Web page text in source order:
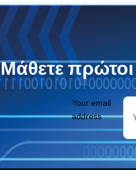
Μάθετε πρώτοι
Your email
address